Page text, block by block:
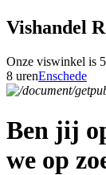
Vishandel
Onze viswinkel is
8 urenEnschede
Ben jij
we op